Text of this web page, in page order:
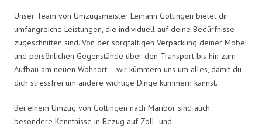
Unser Team von Umzugsmeister Lemann Göttingen bietet dir
umfangreiche Leistungen, die individuell auf deine Bedürfnisse
zugeschnitten sind. Von der sorgfältigen Verpackung deiner Möbel
und persönlichen Gegenstände über den Transport bis hin zum
Aufbau am neuen Wohnort – wir kümmern uns um alles, damit du
dich stressfrei um andere wichtige Dinge kümmern kannst.
Bei einem Umzug von Göttingen nach Maribor sind auch
besondere Kenntnisse in Bezug auf Zoll- und